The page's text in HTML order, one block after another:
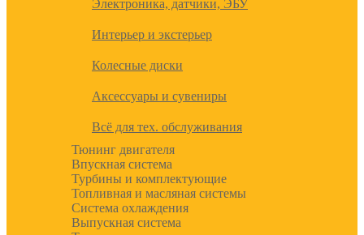
Электроника, датчики, ЭБУ
Интерьер и экстерьер
Колесные диски
Аксессуары и сувениры
Всё для тех. обслуживания
Тюнинг двигателя
Впускная система
Турбины и комплектующие
Топливная и масляная системы
Система охлаждения
Выпускная система